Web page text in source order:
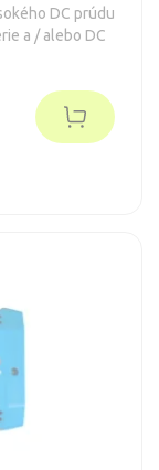
DC prúdu
a / alebo DC